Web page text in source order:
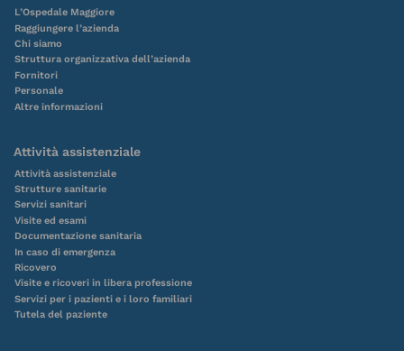
L’Ospedale Maggiore
Raggiungere l’azienda
Chi siamo
Struttura organizzativa dell’azienda
Fornitori
Personale
Altre informazioni
Attività assistenziale
Attività assistenziale
Strutture sanitarie
Servizi sanitari
Visite ed esami
Documentazione sanitaria
In caso di emergenza
Ricovero
Visite e ricoveri in libera professione
Servizi per i pazienti e i loro familiari
Tutela del paziente